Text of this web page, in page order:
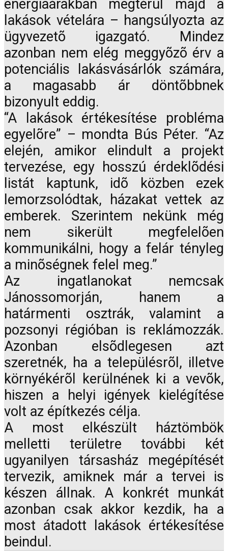
energiaárakban megtérül majd a
lakások vételára – hangsúlyozta az
ügyvezetõ igazgató. Mindez
azonban nem elég meggyõzõ érv a
potenciális lakásvásárlók számára,
a magasabb ár döntõbbnek
bizonyult eddig.
“A lakások értékesítése probléma
egyelõre” – mondta Bús Péter. “Az
elején, amikor elindult a projekt
tervezése, egy hosszú érdeklõdési
listát kaptunk, idõ közben ezek
lemorzsolódtak, házakat vettek az
emberek. Szerintem nekünk még
nem sikerült megfelelõen
kommunikálni, hogy a felár tényleg
a minõségnek felel meg.”
Az ingatlanokat nemcsak
Jánossomorján, hanem a
határmenti osztrák, valamint a
pozsonyi régióban is reklámozzák.
Azonban elsõdlegesen azt
szeretnék, ha a településrõl, illetve
környékérõl kerülnének ki a vevõk,
hiszen a helyi igények kielégítése
volt az építkezés célja.
A most elkészült háztömbök
melletti területre további két
ugyanilyen társasház megépítését
tervezik, amiknek már a tervei is
készen állnak. A konkrét munkát
azonban csak akkor kezdik, ha a
most átadott lakások értékesítése
beindul.